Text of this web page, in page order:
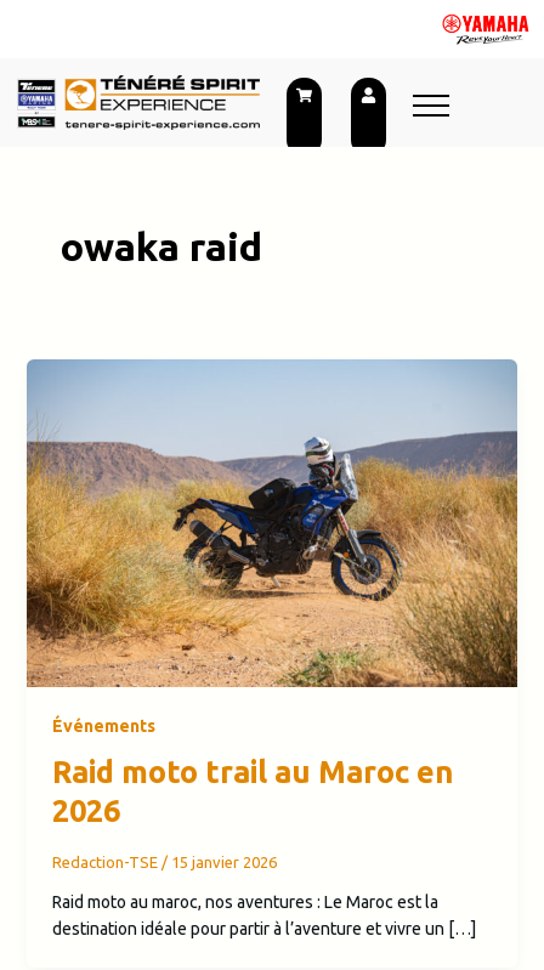
owaka raid
Événements
Raid moto trail au Maroc en
2026
Redaction-TSE / 15 janvier 2026
Raid moto au maroc, nos aventures : Le Maroc est la
destination idéale pour partir à l’aventure et vivre un […]